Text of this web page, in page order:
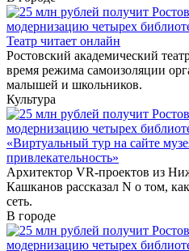
Театр читает онлайн
Ростовский академический
время режима самоизоляции
малышей и школьников.
Культура
«Виртуальный тур на сайте
привлекательность»
Архитектор VR-проектов из
Кашканов рассказал N о том,
сеть.
В городе